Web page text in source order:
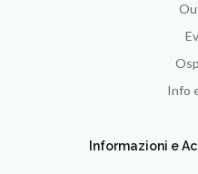
Info
Informazioni e